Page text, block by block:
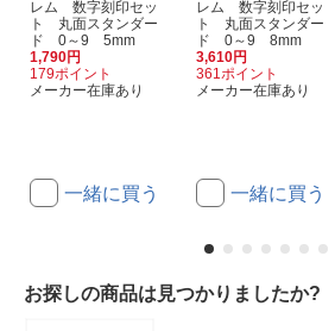
レム 数字刻印セッ
ト 丸面スタンダー
ド 0～9 5mm
1,790円
179ポイント
メーカー在庫あり
一緒に買う
レム 数字刻印セッ
ト 丸面スタンダー
ド 0～9 8mm
3,610円
361ポイント
メーカー在庫あり
一緒に買う
お探しの商品は見つかりましたか?